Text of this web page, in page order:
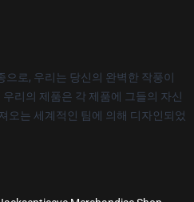
로, 우리는 당신의 완벽한 작풍이
리의 제품은 각 제품에 그들의 자신
오는 세계적인 팀에 의해 디자인되었